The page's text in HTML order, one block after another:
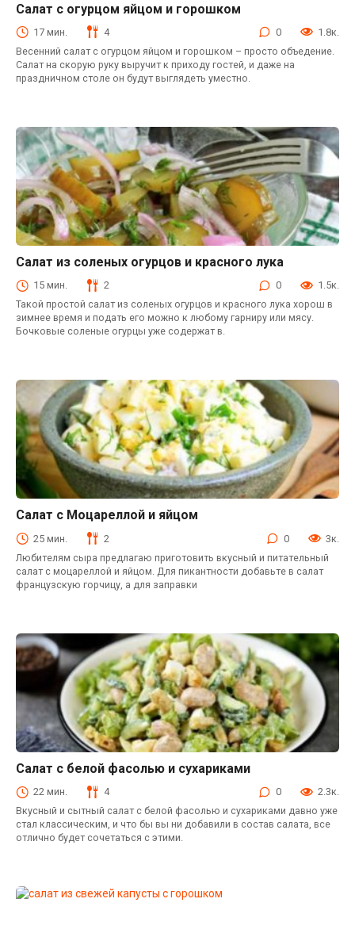
Салат с огурцом яйцом и горошком
17 мин. 4 0
1.8к.
Весенний салат с огурцом яйцом и горошком – просто объедение.
Салат на скорую руку выручит к приходу гостей, и даже на
праздничном столе он будут выглядеть уместно.
Салат из соленых огурцов и красного лука
15 мин. 2 0
1.5к.
Такой простой салат из соленых огурцов и красного лука хорош в
зимнее время и подать его можно к любому гарниру или мясу.
Бочковые соленые огурцы уже содержат в.
Салат с Моцареллой и яйцом
25 мин. 2 0
3к.
Любителям сыра предлагаю приготовить вкусный и питательный
салат с моцареллой и яйцом. Для пикантности добавьте в салат
французскую горчицу, а для заправки
Салат с белой фасолью и сухариками
22 мин. 4 0
2.3к.
Вкусный и сытный салат с белой фасолью и сухариками давно уже
стал классическим, и что бы вы ни добавили в состав салата, все
отлично будет сочетаться с этими.